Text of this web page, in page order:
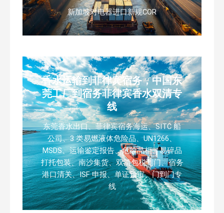
新加坡对电器进口新规COR
香水运输到菲律宾宿务，中国东
莞工厂到宿务菲律宾香水双清专
线
东莞香水出口、菲律宾宿务海运、SITC 船
公司、3 类易燃液体危险品、UN1266、
MSDS、运输鉴定报告、危险品柜、易碎品
打托包装、南沙集货、双清包税到门、宿务
港口清关、ISF 申报、单证预审、门到门专
线